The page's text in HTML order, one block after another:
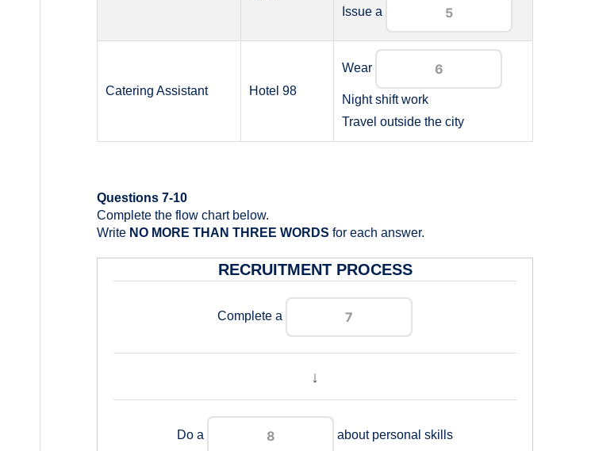
Issue a
Catering Assistant Hotel 98
Wear
Night shift work
Travel outside the city
Questions 7-10
Complete the flow chart below.
Write NO MORE THAN THREE WORDS for each answer.
RECRUITMENT PROCESS
Complete a
↓
Do a about personal skills